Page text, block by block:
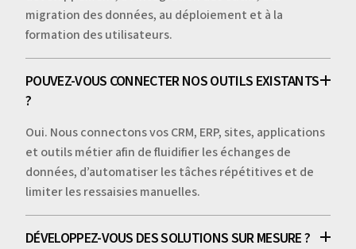
9
9
9
9
9
9
9
9
9
9
migration des données, au déploiement et à la
formation des utilisateurs.
POUVEZ-VOUS CONNECTER NOS OUTILS EXISTANTS
?
Oui. Nous connectons vos CRM, ERP, sites, applications
et outils métier afin de fluidifier les échanges de
données, d’automatiser les tâches répétitives et de
limiter les ressaisies manuelles.
DÉVELOPPEZ-VOUS DES SOLUTIONS SUR MESURE ?